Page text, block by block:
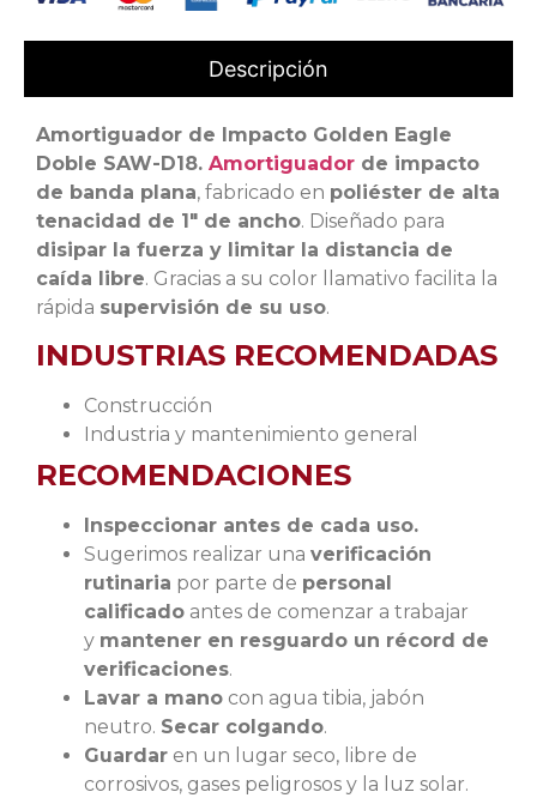
Descripción
Amortiguador de Impacto Golden Eagle
Doble SAW-D18. Amortiguador de impacto
de banda plana, fabricado en poliéster de alta
tenacidad de 1″ de ancho. Diseñado para
disipar la fuerza y limitar la distancia de
caída libre. Gracias a su color llamativo facilita la
rápida supervisión de su uso.
INDUSTRIAS RECOMENDADAS
Construcción
Industria y mantenimiento general
RECOMENDACIONES
Inspeccionar antes de cada uso.
Sugerimos realizar una verificación
rutinaria por parte de personal
calificado antes de comenzar a trabajar
y mantener en resguardo un récord de
verificaciones.
Lavar a mano con agua tibia, jabón
neutro. Secar colgando.
Guardar en un lugar seco, libre de
corrosivos, gases peligrosos y la luz solar.